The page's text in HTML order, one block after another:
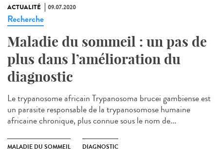
ACTUALITÉ 09.07.2020
Recherche
Maladie du sommeil : un pas de
plus dans l’amélioration du
diagnostic
Le trypanosome africain Trypanosoma brucei gambiense est
un parasite responsable de la trypanosomose humaine
africaine chronique, plus connue sous le nom de...
MALADIE DU SOMMEIL DIAGNOSTIC